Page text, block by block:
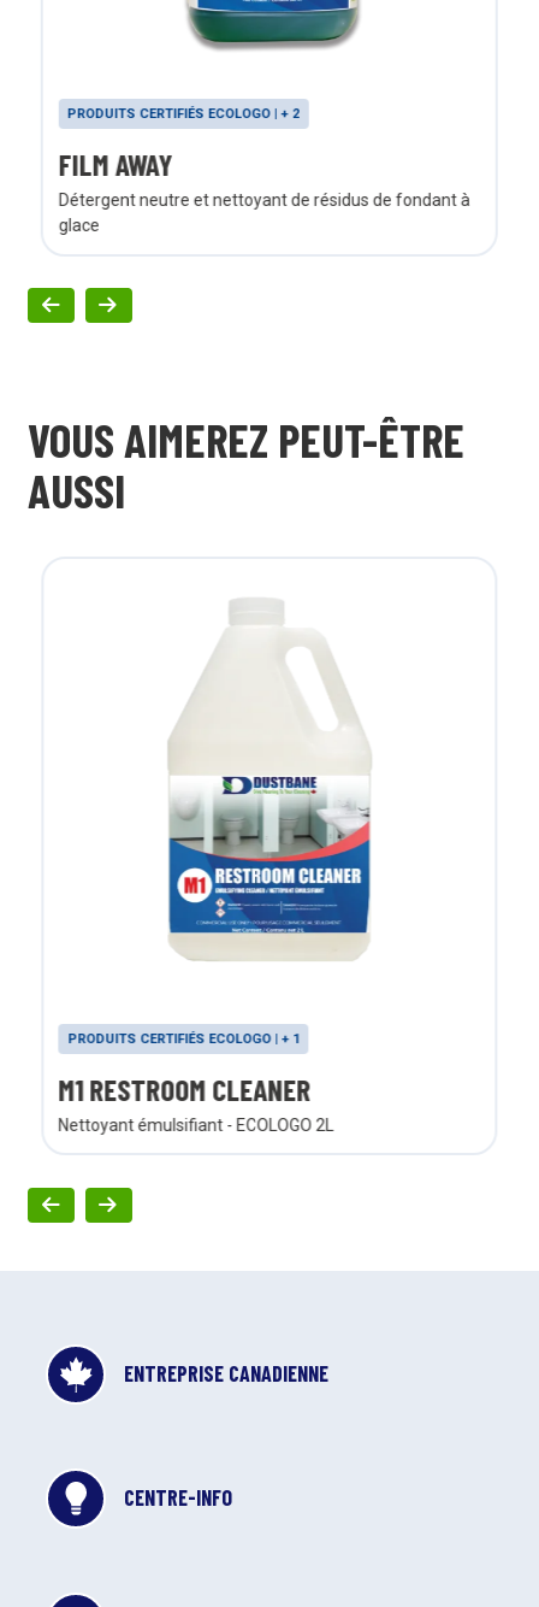
PRODUITS CERTIFIÉS ECOLOGO | + 2
FILM AWAY
Détergent neutre et nettoyant de résidus de fondant à
glace
VOUS AIMEREZ PEUT-ÊTRE
AUSSI
PRODUITS CERTIFIÉS ECOLOGO | + 1
M1 RESTROOM CLEANER
Nettoyant émulsifiant - ECOLOGO 2L
ENTREPRISE CANADIENNE
CENTRE-INFO